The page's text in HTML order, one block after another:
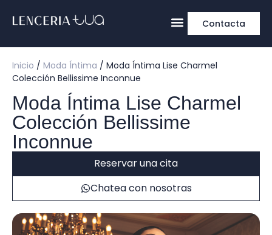
Contacta
Inicio / Moda Íntima / Moda Íntima Lise Charmel
Colección Bellissime Inconnue
Moda Íntima Lise Charmel
Colección Bellissime
Inconnue
Reservar una cita
Chatea con nosotras